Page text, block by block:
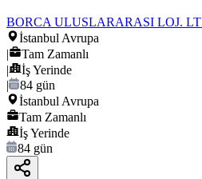
BORCA ULUSLARARASI LOJ.
İstanbul Avrupa
|
Tam Zamanlı
|
İş Yerinde
|
84 gün
İstanbul Avrupa
Tam Zamanlı
İş Yerinde
84 gün